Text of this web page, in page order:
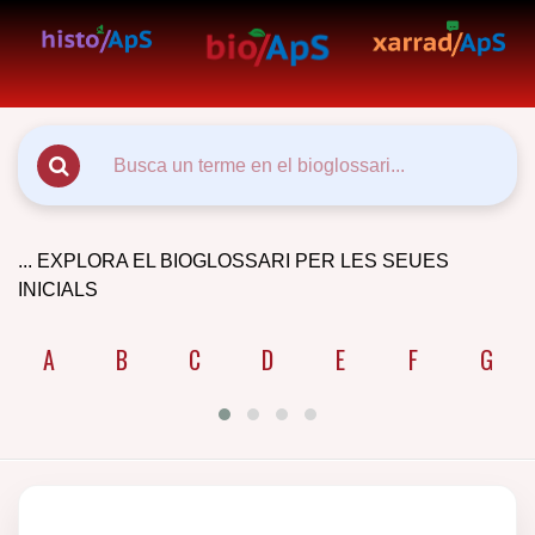
... EXPLORA EL BIOGLOSSARI PER LES SEUES
INICIALS
A B C D E F G